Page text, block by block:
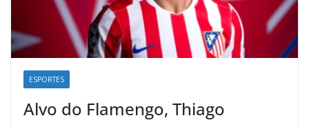
ESPORTES
Alvo do Flamengo, Thiago